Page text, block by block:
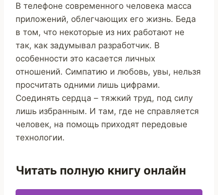
В телефоне современного человека масса
приложений, облегчающих его жизнь. Беда
в том, что некоторые из них работают не
так, как задумывал разработчик. В
особенности это касается личных
отношений. Симпатию и любовь, увы, нельзя
просчитать одними лишь цифрами.
Соединять сердца – тяжкий труд, под силу
лишь избранным. И там, где не справляется
человек, на помощь приходят передовые
технологии.
Читать полную книгу онлайн